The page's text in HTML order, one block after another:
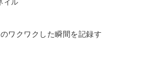
ワクワクした瞬間を記録す